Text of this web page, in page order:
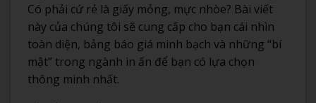
Có phải cứ rẻ là giấy mỏng, mực nhòe? Bài viết
này của chúng tôi sẽ cung cấp cho bạn cái nhìn
toàn diện, bảng báo giá minh bạch và những “bí
mật” trong ngành in ấn để bạn có lựa chọn
thông minh nhất.